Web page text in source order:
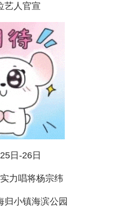
人官宣
-26日
唱将杨宗纬
小镇海滨公园